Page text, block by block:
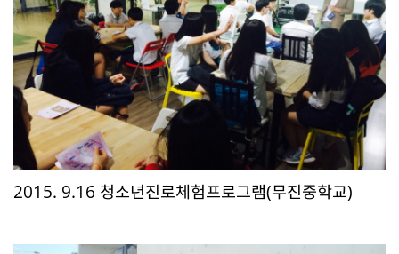
2015. 9.16 청소년진로체험프로그램(무진중학교)